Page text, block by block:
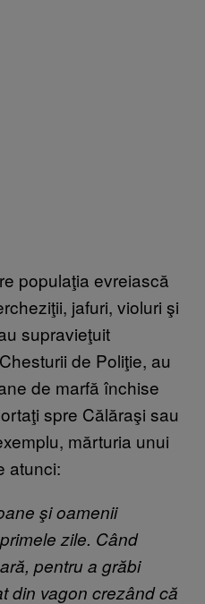
populaţia evreiască
jafuri, violuri şi
supravieţuit
de Poliţie, au
de marfă închise
spre Călăraşi sau
mărturia unui
atunci:
şi oamenii
zile. Când
pentru a grăbi
din vagon crezând că